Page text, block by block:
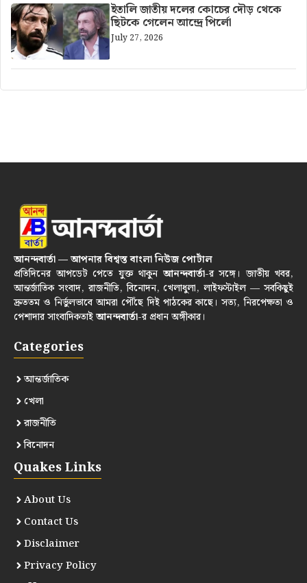
ইতালি জাতীয় দলের কোচের দৌড় থেকে
ছিটকে গেলেন আন্দ্রে পির্লো
July 27, 2026
আনন্দবার্তা — আপনার বিশ্বস্ত বাংলা নিউজ পোর্টাল
প্রতিদিনের আপডেট পেতে যুক্ত থাকুনআনন্দবার্তা-র সঙ্গে। জাতীয় খবর,
আন্তর্জাতিক সংবাদ, রাজনীতি, বিনোদন, খেলাধুলা, লাইফস্টাইল — সবকিছুই
দ্রুততম ও নির্ভুলভাবে আমরা পৌঁছে দিই পাঠকের কাছে। সত্য, নিরপেক্ষতা ও
পেশাদার সাংবাদিকতাইআনন্দবার্তা-র প্রধান অঙ্গীকার।
Categories
আন্তর্জাতিক
খেলা
রাজনীতি
বিনোদন
Quakes Links
About Us
Contact Us
Disclaimer
Privacy Policy